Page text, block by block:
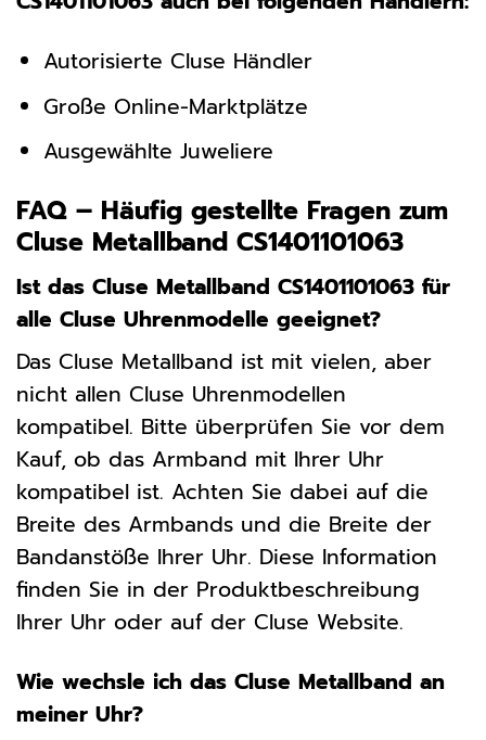
Autorisierte Cluse Händler
Große Online-Marktplätze
Ausgewählte Juweliere
FAQ – Häufig gestellte Fragen zum
Cluse Metallband CS1401101063
Ist das Cluse Metallband CS1401101063 für
alle Cluse Uhrenmodelle geeignet?
Das Cluse Metallband ist mit vielen, aber
nicht allen Cluse Uhrenmodellen
kompatibel. Bitte überprüfen Sie vor dem
Kauf, ob das Armband mit Ihrer Uhr
kompatibel ist. Achten Sie dabei auf die
Breite des Armbands und die Breite der
Bandanstöße Ihrer Uhr. Diese Information
finden Sie in der Produktbeschreibung
Ihrer Uhr oder auf der Cluse Website.
Wie wechsle ich das Cluse Metallband an
meiner Uhr?